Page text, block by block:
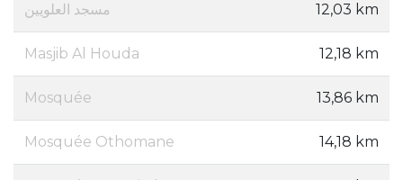
مسجد العلويين 12,03 km
Masjib Al Houda 12,18 km
Mosquée 13,86 km
Mosquée Othomane 14,18 km